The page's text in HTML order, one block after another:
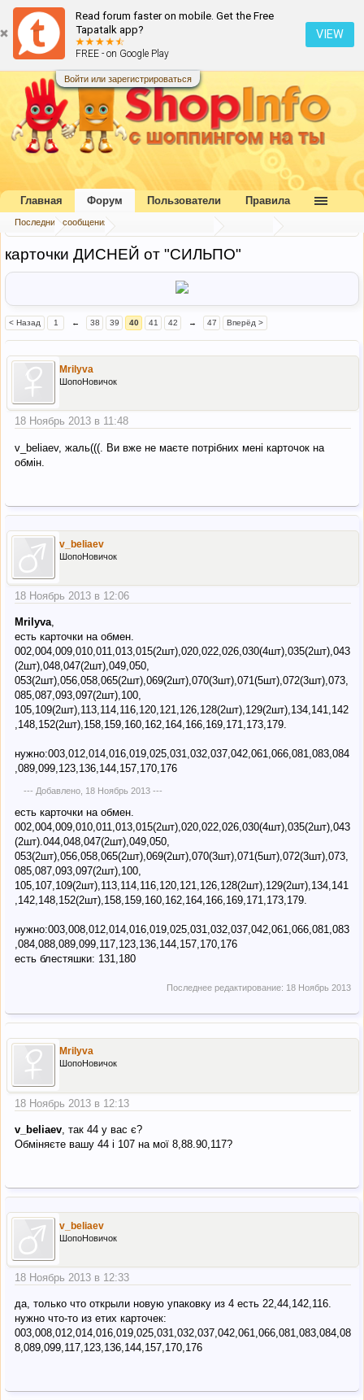
Read forum faster on mobile. Get the Free
Tapatalk app?
FREE - on Google Play
VIEW
Войти или зарегистрироваться
Главная Форум
карточки ДИСНЕЙ от "СИЛЬПО"
< Назад 1 ← 38 39 40 41 42 → 47 Вперёд >
Mrilyva
ШопоНовичок
18 Ноябрь 2013 в 11:48
v_beliaev, жаль(((. Ви вже не маєте потрібних мені карточок на
обмін.
v_beliaev
ШопоНовичок
18 Ноябрь 2013 в 12:06
Mrilyva,
есть карточки на обмен.
002,004,009,010,011,013,015(2шт),020,022,026,030(4шт),035(2шт),043
(2шт),048,047(2шт),049,050,
053(2шт),056,058,065(2шт),069(2шт),070(3шт),071(5шт),072(3шт),073,
085,087,093,097(2шт),100,
105,109(2шт),113,114,116,120,121,126,128(2шт),129(2шт),134,141,142
,148,152(2шт),158,159,160,162,164,166,169,171,173,179.
нужно:003,012,014,016,019,025,031,032,037,042,061,066,081,083,084
,089,099,123,136,144,157,170,176
--- Добавлено, 18 Ноябрь 2013---
есть карточки на обмен.
002,004,009,010,011,013,015(2шт),020,022,026,030(4шт),035(2шт),043
(2шт).044,048,047(2шт),049,050,
053(2шт),056,058,065(2шт),069(2шт),070(3шт),071(5шт),072(3шт),073,
085,087,093,097(2шт),100,
105,107,109(2шт),113,114,116,120,121,126,128(2шт),129(2шт),134,141
,142,148,152(2шт),158,159,160,162,164,166,169,171,173,179.
нужно:003,008,012,014,016,019,025,031,032,037,042,061,066,081,083
,084,088,089,099,117,123,136,144,157,170,176
есть блестяшки: 131,180
Последнее редактирование: 18 Ноябрь 2013
Mrilyva
ШопоНовичок
18 Ноябрь 2013 в 12:13
v_beliaev , так 44 у вас є?
Обміняєте вашу 44 і 107 на мої 8,88.90,117?
v_beliaev
ШопоНовичок
18 Ноябрь 2013 в 12:33
да, только что открыли новую упаковку из 4 есть 22,44,142,116.
нужно что-то из етих карточек:
003,008,012,014,016,019,025,031,032,037,042,061,066,081,083,084,08
8,089,099,117,123,136,144,157,170,176
Главная Форум
Последние сообщения
Пользователи Правила